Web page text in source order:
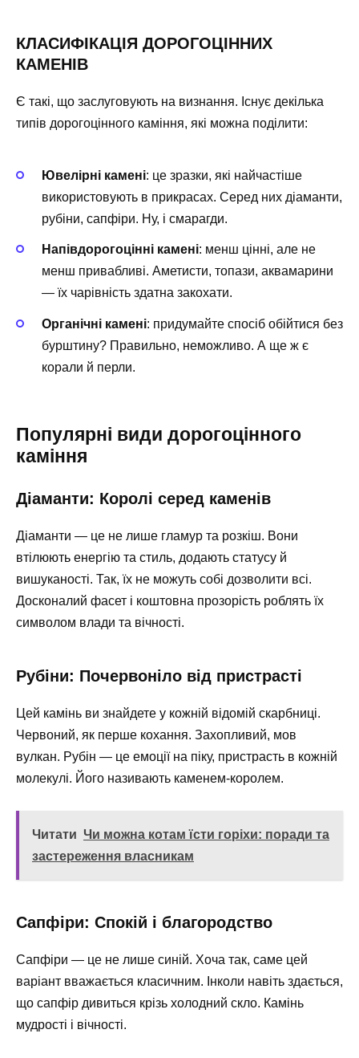
КЛАСИФІКАЦІЯ ДОРОГОЦІННИХ
КАМЕНІВ
Є такі, що заслуговують на визнання. Існує декілька
типів дорогоцінного каміння, які можна поділити:
Ювелірні камені: це зразки, які найчастіше
використовують в прикрасах. Серед них діаманти,
рубіни, сапфіри. Ну, і смарагди.
Напівдорогоцінні камені: менш цінні, але не
менш привабливі. Аметисти, топази, аквамарини
— їх чарівність здатна закохати.
Органічні камені: придумайте спосіб обійтися без
бурштину? Правильно, неможливо. А ще ж є
корали й перли.
Популярні види дорогоцінного
каміння
Діаманти: Королі серед каменів
Діаманти — це не лише гламур та розкіш. Вони
втілюють енергію та стиль, додають статусу й
вишуканості. Так, їх не можуть собі дозволити всі.
Досконалий фасет і коштовна прозорість роблять їх
символом влади та вічності.
Рубіни: Почервоніло від пристрасті
Цей камінь ви знайдете у кожній відомій скарбниці.
Червоний, як перше кохання. Захопливий, мов
вулкан. Рубін — це емоції на піку, пристрасть в кожній
молекулі. Його називають каменем-королем.
Читати Чи можна котам їсти горіхи: поради та
застереження власникам
Сапфіри: Спокій і благородство
Сапфіри — це не лише синій. Хоча так, саме цей
варіант вважається класичним. Інколи навіть здається,
що сапфір дивиться крізь холодний скло. Камінь
мудрості і вічності.